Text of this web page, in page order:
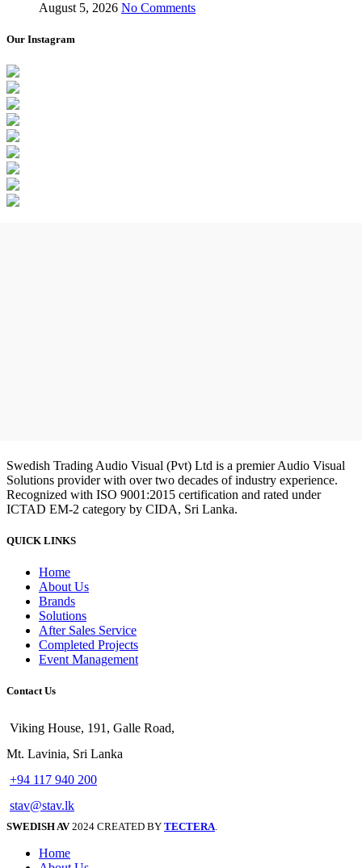
August 5, 2026 No Comments
Our Instagram
Swedish Trading Audio Visual (Pvt) Ltd is a premier Audio Visual
Solutions provider with over two decades of industry experience.
Recognized with ISO 9001:2015 certification and rated under
ICTAD EM-2 category by CIDA, Sri Lanka.
QUICK LINKS
Home
About Us
Brands
Solutions
After Sales Service
Completed Projects
Event Management
Contact Us
Viking House, 191, Galle Road,
Mt. Lavinia, Sri Lanka
+94 117 940 200
stav@stav.lk
SWEDISH AV 2024 CREATED BY TECTERA.
Home